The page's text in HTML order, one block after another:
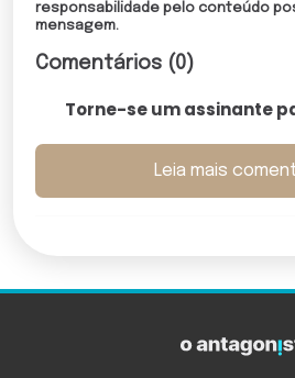
responsabilidade pelo conteúdo
mensagem.
Comentários (0)
Torne-se um assinante
Leia mais